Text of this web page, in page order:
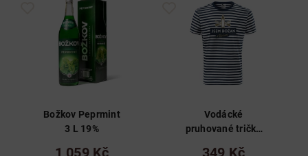
Božkov Peprmint
3 L 19%
1 059 Kč
Vodácké
pruhované tričko
349 Kč